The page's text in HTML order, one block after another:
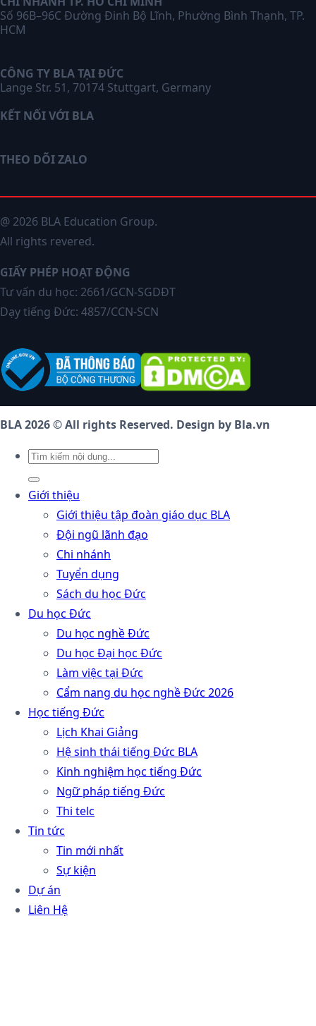
Số 96B–96C Đường Đinh Bộ Lĩnh, Phường Bình Thạnh, TP.
HCM
CÔNG TY BLA TẠI ĐỨC
Lange Str. 51, 70174 Stuttgart, Germany
KẾT NỐI VỚI BLA
THEO DÕI ZALO
@ 2026 BLA Education Group.
All rights revered.
GIẤY PHÉP HOẠT ĐỘNG
Tư vấn du học: 2661/GCN-SGDĐT
Dạy tiếng Đức: 4857/CCN-SCN
BLA 2026 © All rights Reserved. Design by Bla.vn
Giới thiệu
Giới thiệu tập đoàn giáo dục BLA
Đội ngũ lãnh đạo
Chi nhánh
Tuyển dụng
Sách du học Đức
Du học Đức
Du học nghề Đức
Du học Đại học Đức
Làm việc tại Đức
Cẩm nang du học nghề Đức 2026
Học tiếng Đức
Lịch Khai Giảng
Hệ sinh thái tiếng Đức BLA
Kinh nghiệm học tiếng Đức
Ngữ pháp tiếng Đức
Thi telc
Tin tức
Tin mới nhất
Sự kiện
Dự án
Liên Hệ